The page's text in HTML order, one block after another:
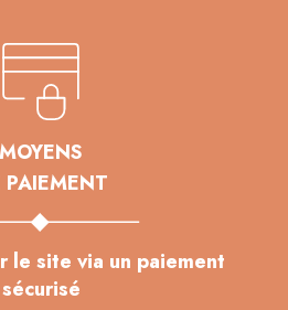
MOYENS
PAIEMENT
le site via un paiement
sécurisé